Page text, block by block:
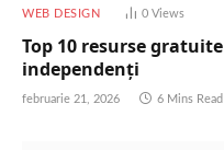
WEB DESIGN 0 Views
Top 10 resurse
independenți
februarie 21, 2026 6 Mins Read